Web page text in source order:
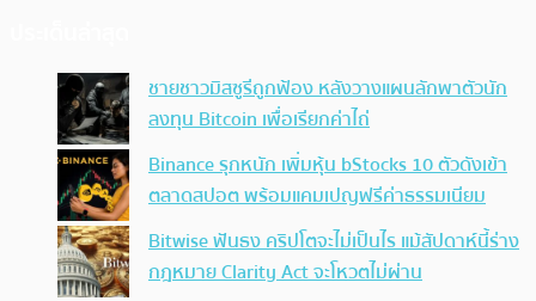
ชายชาวมิสซูรีถูกฟ้อง หลังวางแผนลักพาตัวนัก
ลงทุน Bitcoin เพื่อเรียกค่าไถ่
Binance รุกหนัก เพิ่มหุ้น bStocks 10 ตัวดังเข้า
ตลาดสปอต พร้อมแคมเปญฟรีค่าธรรมเนียม
Bitwise ฟันธง คริปโตจะไม่เป็นไร แม้สัปดาห์นี้ร่าง
กฎหมาย Clarity Act จะโหวตไม่ผ่าน